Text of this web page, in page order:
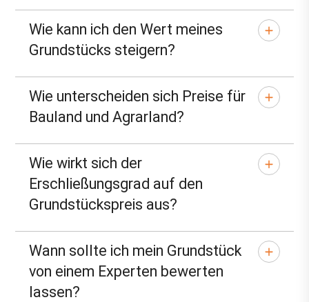
Wie kann ich den Wert meines
Grundstücks steigern?
Wie unterscheiden sich Preise für
Bauland und Agrarland?
Wie wirkt sich der
Erschließungsgrad auf den
Grundstückspreis aus?
Wann sollte ich mein Grundstück
von einem Experten bewerten
lassen?